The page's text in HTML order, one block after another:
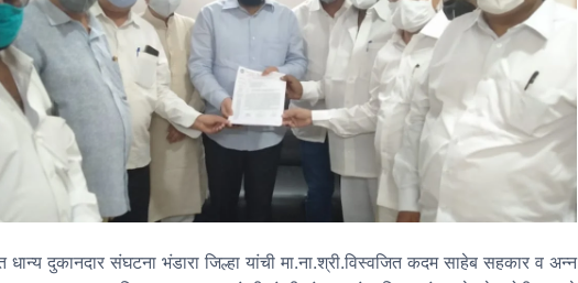
धान्य दुकानदार संघटना भंडारा जिल्हा यांची मा.ना.श्री.विस्वजित कदम साहेब सहकार व अन्न